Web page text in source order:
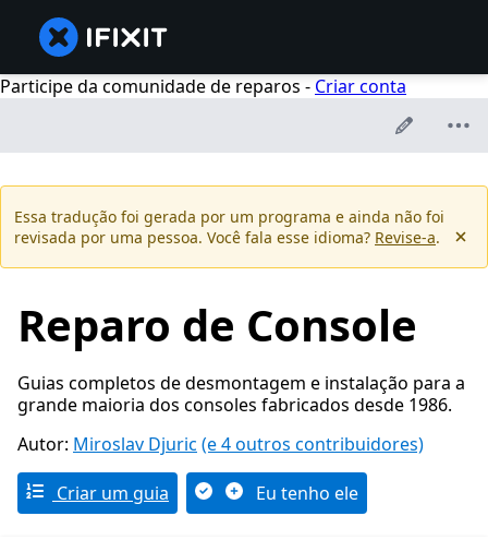
Participe da comunidade de reparos - Criar conta
Essa tradução foi gerada por um programa e ainda não foi
revisada por uma pessoa. Você fala esse idioma? Revise-a.
Reparo de Console
Guias completos de desmontagem e instalação para a
grande maioria dos consoles fabricados desde 1986.
Autor: Miroslav Djuric (e 4 outros contribuidores)
Criar um guia Eu tenho ele